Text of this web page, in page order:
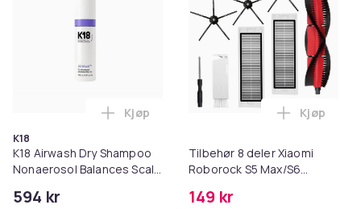
K18
K18 Airwash Dry Shampoo
Nonaerosol Balances Scalp
594 kr
Legg K18 Airwash Dry Shampoo
Kjøp
Tilbehør 8 deler Xiaomi
Roborock S5 Max/S6
MAXV/S50/S51/S55/S5/S60/
149 kr
Legg
Kjøp